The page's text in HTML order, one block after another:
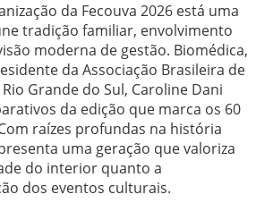
da Fecouva 2026 está uma
tradição familiar, envolvimento
moderna de gestão. Biomédica,
da Associação Brasileira de
Grande do Sul, Caroline Dani
da edição que marca os 60
raízes profundas na história
uma geração que valoriza
do interior quanto a
dos eventos culturais.